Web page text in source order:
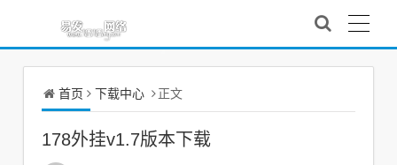
首页 下载中心 正文
178外挂v1.7版本下载